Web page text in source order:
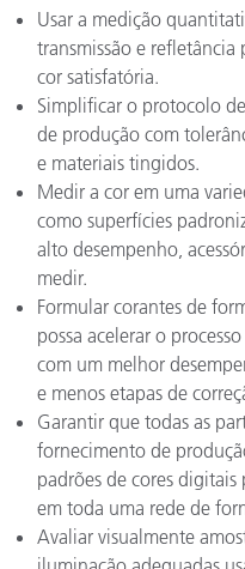
Usar a medição
transmissão e
cor satisfatória.
Simplificar o protocolo
de produção com
e materiais tingidos.
Medir a cor em uma
como superfícies
alto desempenho,
medir.
Formular corantes de
possa acelerar o
com um melhor
e menos etapas de
Garantir que todas as
fornecimento de
padrões de cores digitais
em toda uma rede de
Avaliar visualmente